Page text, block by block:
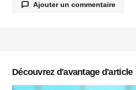
Ajouter un commentaire
Commentaire*
Découvrez d'avantage d'article